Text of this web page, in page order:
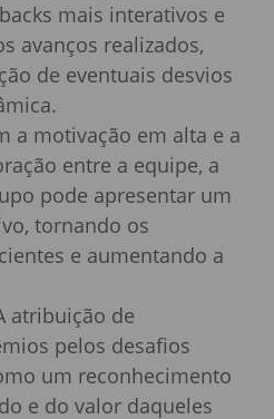
mais interativos e
avanços realizados,
de eventuais desvios
a motivação em alta e a
entre a equipe, a
pode apresentar um
tornando os
e aumentando a
atribuição de
pelos desafios
um reconhecimento
e do valor daqueles